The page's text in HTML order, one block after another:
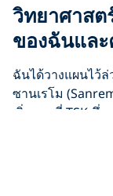
วิทยาศาสต
ของฉันและ
ฉันได้วางแผนไว้
ซานเรโม
เริ่มงานที่ TSK ซึ่